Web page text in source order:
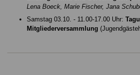
Lena Boeck, Marie Fischer, Jana
Samstag 03.10. - 11.00-17.00 Uhr:
Mitgliederversammlung